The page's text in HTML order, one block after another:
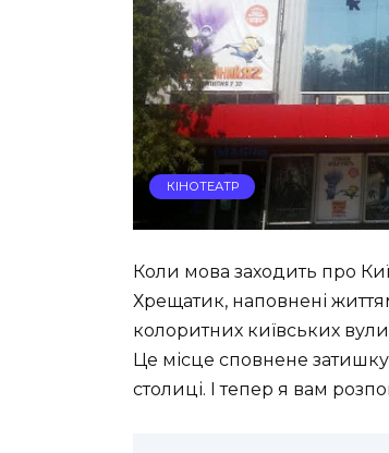
КІНОТЕАТР
Коли мова заходить про
Хрещатик, наповнені
колоритних київських
Це місце сповнене
столиці. І тепер я вам